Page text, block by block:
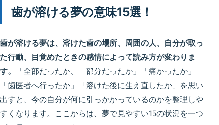
歯が溶ける夢の意味15選！
歯が溶ける夢は、溶けた歯の場所、周囲の人、自分が取っ
た行動、目覚めたときの感情によって読み方が変わりま
す。
「全部だったか、一部分だったか」「痛かったか」
「歯医者へ行ったか」「溶けた後に生え直したか」を思い
出すと、今の自分が何に引っかかっているのかを整理しや
すくなります。ここからは、夢で見やすい15の状況を一つ